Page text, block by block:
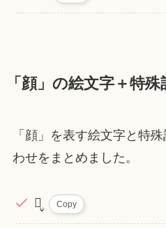
「顔」の絵文字＋特
「顔」を表す絵文字と特
わせをまとめました。
灬̤̬ Copy